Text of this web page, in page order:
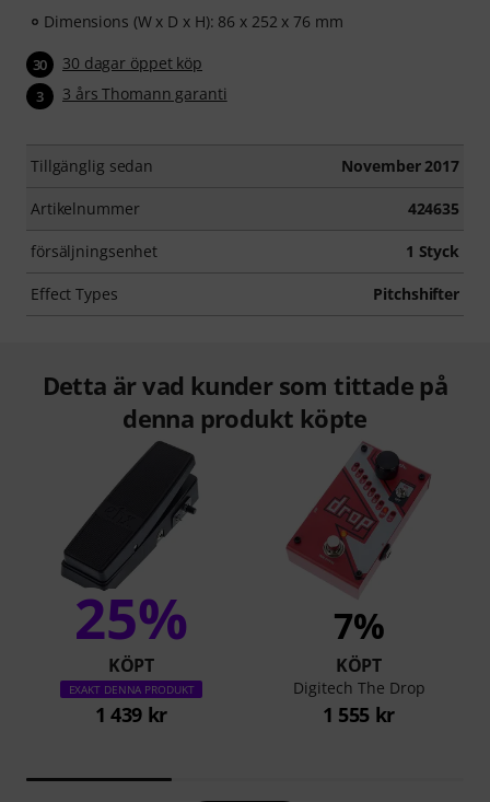
Dimensions (W x D x H): 86 x 252 x 76 mm
30 30 dagar öppet köp
3 3 års Thomann garanti
Tillgänglig sedan November 2017
Artikelnummer 424635
försäljningsenhet 1 Styck
Effect Types Pitchshifter
Detta är vad kunder som tittade på
denna produkt köpte
25%
KÖPT
EXAKT DENNA PRODUKT
1 439 kr
7%
KÖPT
Digitech The Drop
1 555 kr